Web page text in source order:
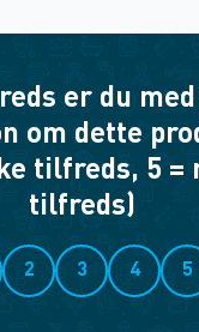
er du
om dette
tilfreds, 5 =
tilfreds)
2 3 4 5